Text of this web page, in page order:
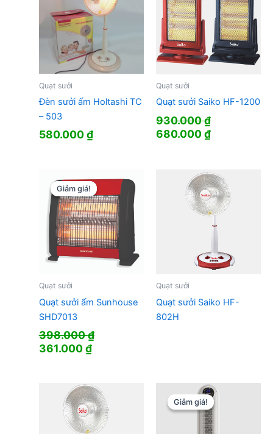
Quạt sưởi
Đèn sưởi ấm Holtashi TC
– 503
580.000₫
Quạt sưởi
Quạt sưởi Saiko HF-1200
930.000₫
Giá
930.000 ₫.
680.000₫Giá
là:
680.000 ₫.
Giảm giá!
Giảm giá!
Quạt sưởi
Quạt sưởi ấm Sunhouse
SHD7013
398.000₫
Giá
398.000 ₫.
361.000₫Giá
là:
361.000 ₫.
Quạt sưởi
Quạt sưởi Saiko HF-
802H
Giảm giá!
Giảm giá!